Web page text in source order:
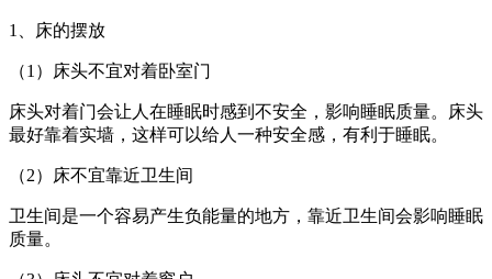
1、床的摆放
（1）床头不宜对着卧室门
床头对着门会让人在睡眠时感到不安全，影响睡眠质量。床头
最好靠着实墙，这样可以给人一种安全感，有利于睡眠。
（2）床不宜靠近卫生间
卫生间是一个容易产生负能量的地方，靠近卫生间会影响睡眠
质量。